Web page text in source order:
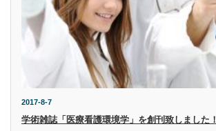
2017-8-7
学術雑誌「医療看護環境学」を創刊致しました！